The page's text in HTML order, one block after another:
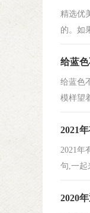
精选优
的。如
给蓝
给蓝色
模样望
2021
2021年
句,一起
2020